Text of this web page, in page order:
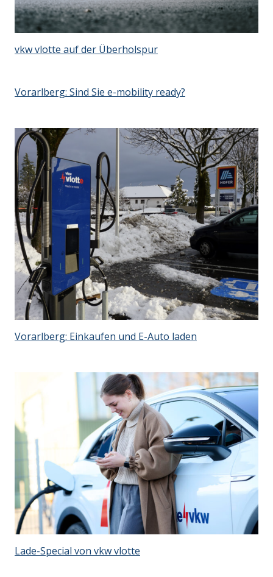
vkw vlotte auf der Überholspur
Vorarlberg: Sind Sie e-mobility ready?
Vorarlberg: Einkaufen und E-Auto laden
Lade-Special von vkw vlotte